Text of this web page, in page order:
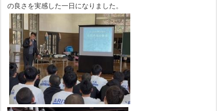
の良さを実感した一日になりました。